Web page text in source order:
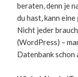
beraten, denn je
du hast, kann
Nicht jeder
(WordPress) –
Datenbank schon